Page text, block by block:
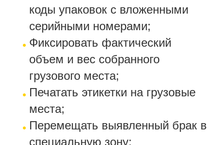
коды упаковок с вложенными
серийными номерами;
Фиксировать фактический
объем и вес собранного
грузового места;
Печатать этикетки на грузовые
места;
Перемещать выявленный брак в
специальную зону;